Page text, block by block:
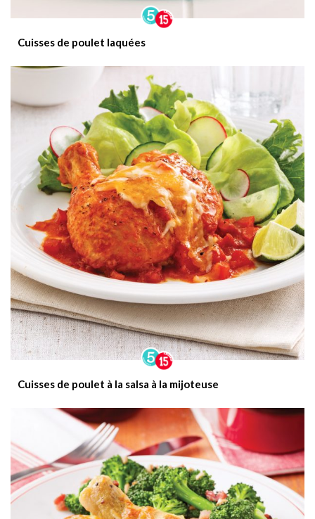
Cuisses de poulet laquées
Cuisses de poulet à la salsa à la mijoteuse